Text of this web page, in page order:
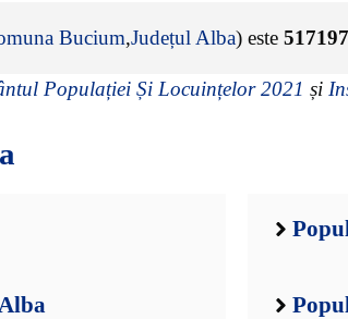
Bucium,Județul Alba) este 517197
Populației Și Locuințelor 2021 și